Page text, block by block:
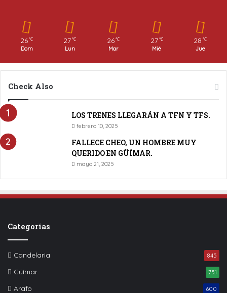
26 ℃
Dom
27 ℃
Lun
26 ℃
Mar
27 ℃
Mié
28 ℃
Jue
Check Also
LOS TRENES LLEGARÁN A TFN Y TFS.
febrero 10, 2025
FALLECE CHEO, UN HOMBRE MUY
QUERIDO EN GÜÍMAR.
mayo 21, 2025
Categorías
Candelaria 845
Güímar 751
Arafo 600